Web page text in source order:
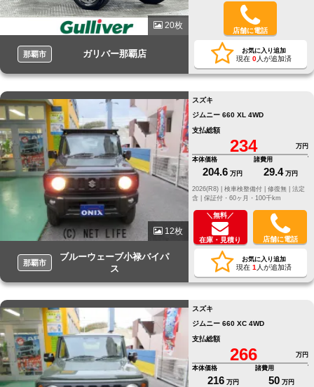
20枚
那覇市 ガリバー那覇店
店舗に電話
お気に入り追加
現在 0人が追加済
12枚
那覇市
ブルーウェーブ小禄バイパ
ス
スズキ
ジムニー 660 XL 4WD
支払総額
234
万円
本体価格
204.6 万円
諸費用
29.4 万円
修復無 | 法定
含 | 保証付・60ヶ月・100千km
＼無料／
在庫・見積り 店舗に電話
お気に入り追加
現在 1 人が追加済
スズキ
ジムニー 660 XC 4WD
支払総額
266
万円
本体価格
216 万円
諸費用
50 万円